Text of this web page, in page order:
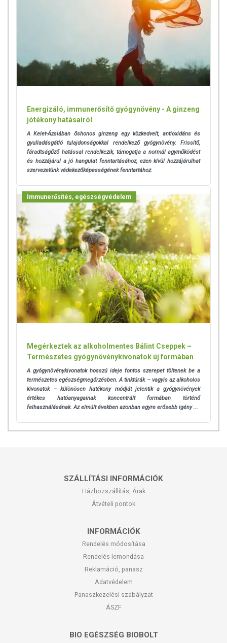
Energizáló, immunerősítő gyógynövény - A ginzeng
jótékony hatásairól
A Kelet-Ázsiában őshonos ginzeng egy közkedvelt, antioxidáns és
gyulladásgátló tulajdonságokkal rendelkező gyógynövény. Frissítő,
fáradtságűző hatással rendelkezik, támogatja a normál agyműködést
és hozzájárul a jó hangulat fenntartásához, ezen kívül hozzájárulhat
szervezetünk védekezőképességének fenntartához.
Immunerősítés, egészségvédelem
Megérkeztek az alkoholmentes Bálint Cseppek –
Természetes gyógynövénykivonatok új formában
A gyógynövénykivonatok hosszú ideje fontos szerepet töltenek be a
természetes egészségmegőrzésben. A tinktúrák – vagyis az alkoholos
kivonatok – különösen hatékony módját jelentik a gyógynövények
értékes hatóanyagainak koncentrált formában történő
felhasználásának.Az elmúlt években azonban egyre erősebb igény ...
SZÁLLÍTÁSI INFORMÁCIÓK
Házhozszállítás, Árak
Átvételi pontok
INFORMÁCIÓK
Rendelés módosítása
Rendelés lemondása
Reklamáció, panasz
Adatvédelem
Panaszkezelési szabályzat
ÁSZF
BIO EGÉSZSÉG BIOBOLT